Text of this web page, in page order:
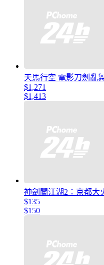
天馬行空 電影刀劍亂
$1,271
$1,413
神劍闖江湖2：京都大
$135
$150